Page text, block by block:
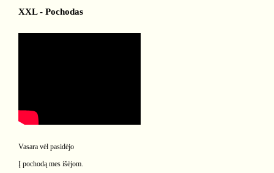
XXL - Pochodas
Vasara vėl pasidėjo
Į pochodą mes išėjom.